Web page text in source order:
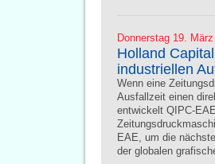
Donnerstag 19.
Holland
industriellen
Wenn eine
Ausfallzeit einen
entwickelt QIPC-
EAE, um die
der globalen